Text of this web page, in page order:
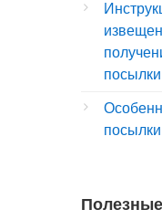
посылки